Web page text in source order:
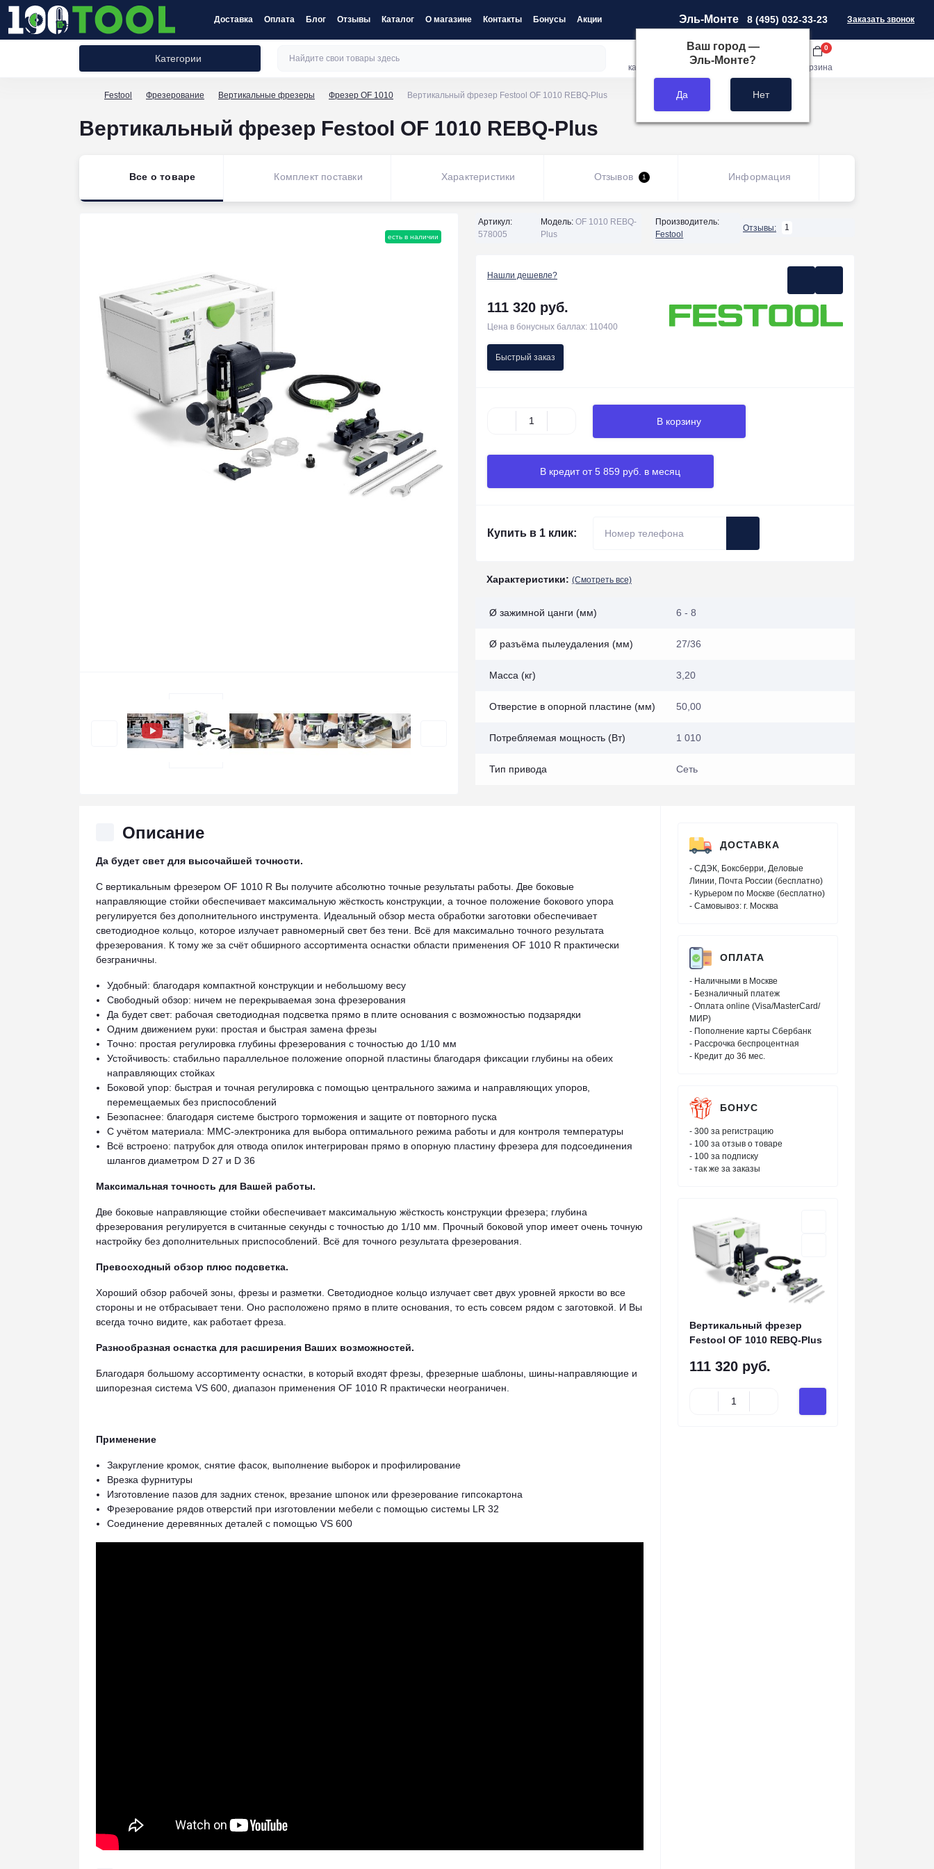
Доставка Оплата Блог Отзывы Каталог О магазине Контакты Бонусы Акции Эль-Монте
Ваш город —
Эль-Монте?
8 (495) 032-33-23 Заказать звонок
Категории
кабинет сравнить закладки корзина
0
Festool Фрезерование Вертикальные фрезеры Фрезер OF 1010 Вертикальный фрезер Festool OF 1010 REBQ-Plus
Вертикальный фрезер Festool OF 1010 REBQ-Plus
Все о товаре Комплект поставки Характеристики Отзывов 1 Информация
есть в наличии
Артикул:
578005
Модель:OF 1010 REBQ-
Plus
Производитель:
Festool
Отзывы: 1
Нашли дешевле?
111 320 руб.
Цена в бонусных баллах: 110400
Быстрый заказ
В корзину
В кредит от 5 859 руб. в месяц
Купить в 1 клик:
Характеристики: (Смотреть все)
Ø зажимной цанги (мм) 6 - 8
Ø разъёма пылеудаления (мм) 27/36
Масса (кг) 3,20
Отверстие в опорной пластине (мм) 50,00
Потребляемая мощность (Вт) 1 010
Тип привода Сеть
Описание
Да будет свет для высочайшей точности.
С вертикальным фрезером OF 1010 R Вы получите абсолютно точные результаты работы. Две боковые
направляющие стойки обеспечивает максимальную жёсткость конструкции, а точное положение бокового упора
регулируется без дополнительного инструмента. Идеальный обзор места обработки заготовки обеспечивает
светодиодное кольцо, которое излучает равномерный свет без тени. Всё для максимально точного результата
фрезерования. К тому же за счёт обширного ассортимента оснастки области применения OF 1010 R практически
безграничны.
Удобный: благодаря компактной конструкции и небольшому весу
Свободный обзор: ничем не перекрываемая зона фрезерования
Да будет свет: рабочая светодиодная подсветка прямо в плите основания с возможностью подзарядки
Одним движением руки: простая и быстрая замена фрезы
Точно: простая регулировка глубины фрезерования с точностью до 1/10 мм
Устойчивость: стабильно параллельное положение опорной пластины благодаря фиксации глубины на обеих
направляющих стойках
Боковой упор: быстрая и точная регулировка с помощью центрального зажима и направляющих упоров,
перемещаемых без приспособлений
Безопаснее: благодаря системе быстрого торможения и защите от повторного пуска
С учётом материала: ММС-электроника для выбора оптимального режима работы и для контроля температуры
Всё встроено: патрубок для отвода опилок интегрирован прямо в опорную пластину фрезера для подсоединения
шлангов диаметром D 27 и D 36
Максимальная точность для Вашей работы.
Две боковые направляющие стойки обеспечивает максимальную жёсткость конструкции фрезера; глубина
фрезерования регулируется в считанные секунды с точностью до 1/10 мм. Прочный боковой упор имеет очень точную
настройку без дополнительных приспособлений. Всё для точного результата фрезерования.
Превосходный обзор плюс подсветка.
Хороший обзор рабочей зоны, фрезы и разметки. Светодиодное кольцо излучает свет двух уровней яркости во все
стороны и не отбрасывает тени. Оно расположено прямо в плите основания, то есть совсем рядом с заготовкой. И Вы
всегда точно видите, как работает фреза.
Разнообразная оснастка для расширения Ваших возможностей.
Благодаря большому ассортименту оснастки, в который входят фрезы, фрезерные шаблоны, шины-направляющие и
шипорезная система VS 600, диапазон применения OF 1010 R практически неограничен.
Применение
Закругление кромок, снятие фасок, выполнение выборок и профилирование
Врезка фурнитуры
Изготовление пазов для задних стенок, врезание шпонок или фрезерование гипсокартона
Фрезерование рядов отверстий при изготовлении мебели с помощью системы LR 32
Соединение деревянных деталей с помощью VS 600
ДОСТАВКА
- СДЭК, Боксберри, Деловые
Линии, Почта России (бесплатно)
- Курьером по Москве (бесплатно)
- Самовывоз: г. Москва
ОПЛАТА
- Наличными в Москве
- Безналичный платеж
- Оплата online (Visa/MasterCard/
МИР)
- Пополнение карты Сбербанк
- Рассрочка беспроцентная
- Кредит до 36 мес.
БОНУС
- 300 за регистрацию
- 100 за отзыв о товаре
- 100 за подписку
- так же за заказы
Вертикальный фрезер
Festool OF 1010 REBQ-Plus
111 320 руб.